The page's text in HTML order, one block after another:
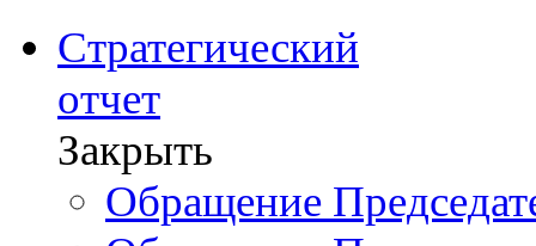
Стратегический
отчет
Закрыть
Обращение